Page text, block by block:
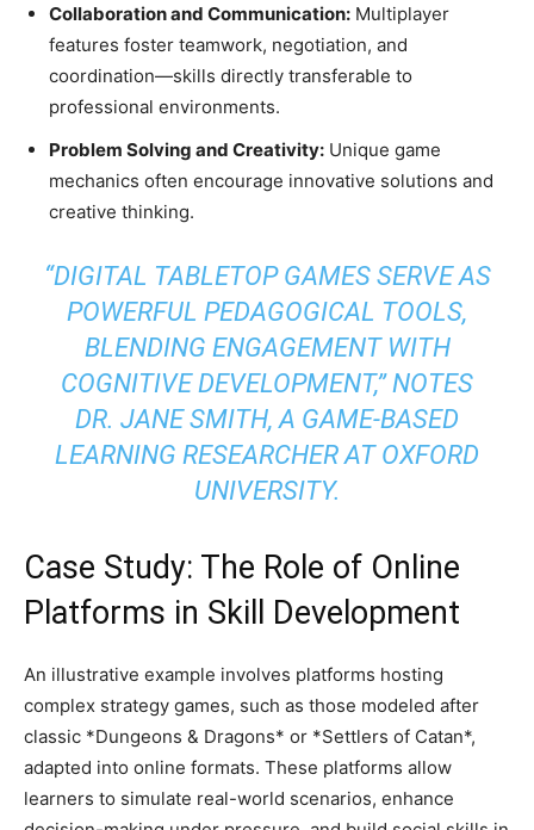
Collaboration and Communication: Multiplayer
features foster teamwork, negotiation, and
coordination—skills directly transferable to
professional environments.
Problem Solving and Creativity: Unique game
mechanics often encourage innovative solutions and
creative thinking.
“DIGITAL TABLETOP GAMES SERVE AS
POWERFUL PEDAGOGICAL TOOLS,
BLENDING ENGAGEMENT WITH
COGNITIVE DEVELOPMENT,” NOTES
DR. JANE SMITH, A GAME-BASED
LEARNING RESEARCHER AT OXFORD
UNIVERSITY.
Case Study: The Role of Online
Platforms in Skill Development
An illustrative example involves platforms hosting
complex strategy games, such as those modeled after
classic *Dungeons & Dragons* or *Settlers of Catan*,
adapted into online formats. These platforms allow
learners to simulate real-world scenarios, enhance